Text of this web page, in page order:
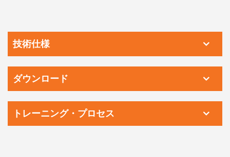
技術仕様
ダウンロード
トレーニング・プロセス